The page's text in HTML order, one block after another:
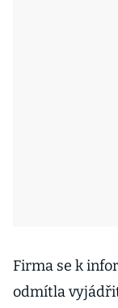
Firma se k
odmítla